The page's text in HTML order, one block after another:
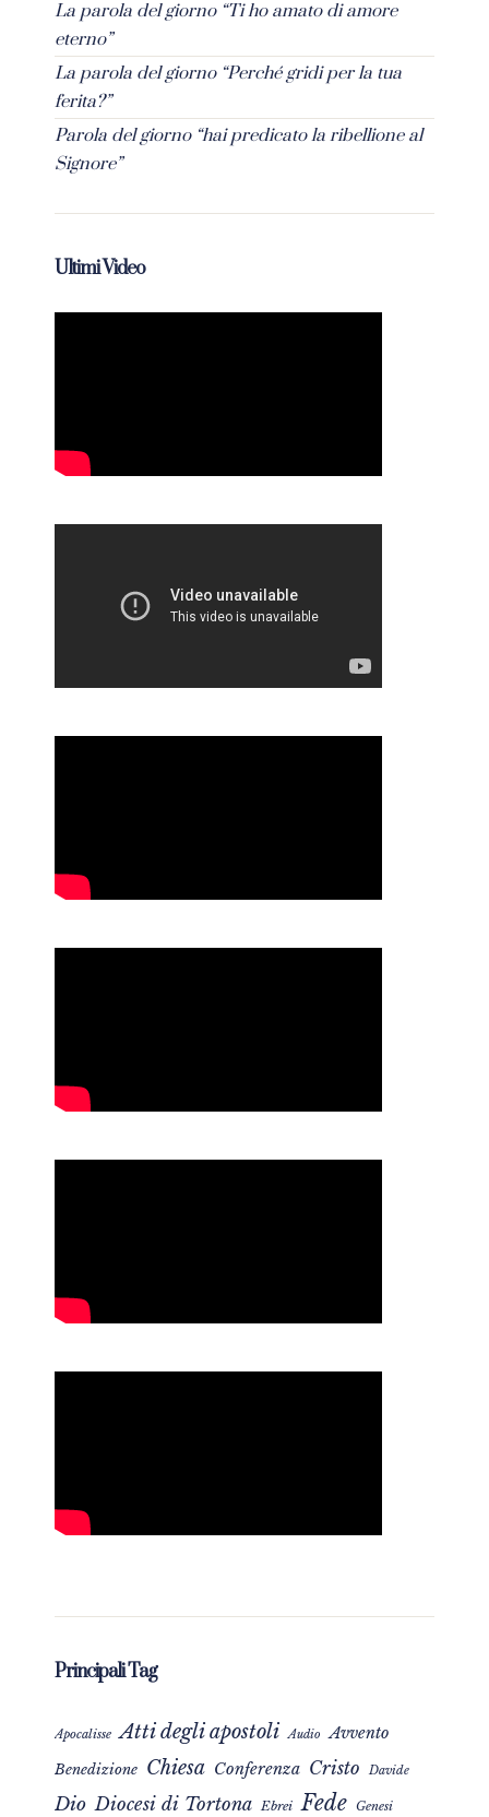
La parola del giorno “Ti ho amato di amore
eterno”
La parola del giorno “Perché gridi per la tua
ferita?”
Parola del giorno “hai predicato la ribellione al
Signore”
Ultimi Video
Principali Tag
Apocalisse Atti degli apostoli Audio Avvento
Benedizione Chiesa Conferenza Cristo Davide
Dio Diocesi di Tortona Ebrei Fede Genesi